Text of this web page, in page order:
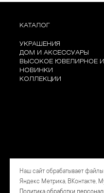
КАТАЛОГ
УКРАШЕНИЯ
ДОМ И АКСЕССУАРЫ
ВЫСОКОЕ ЮВЕЛИРНОЕ
НОВИНКИ
КОЛЛЕКЦИИ
Наш сайт обрабатывает
Яндекс Метрика, ВКонтакте,